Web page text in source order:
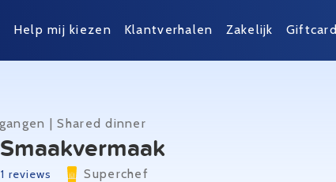
Help mij kiezen Klantverhalen Zakelijk Giftcard
| Shared dinner
reviews Superchef